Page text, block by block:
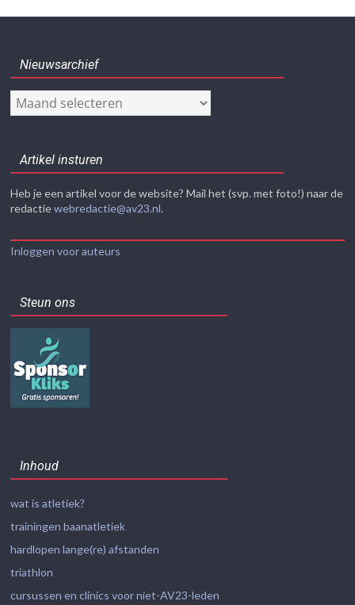
Nieuwsarchief
Nieuwsarchief
Artikel insturen
Heb je een artikel voor de website? Mail het (svp. met foto!) naar de
redactiewebredactie@av23.nl.
Inloggen voor auteurs
Steun ons
Inhoud
wat is atletiek?
trainingen baanatletiek
hardlopen lange(re) afstanden
triathlon
cursussen en clinics voor niet-AV23-leden